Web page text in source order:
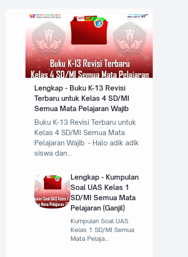
Lengkap - Buku K-13 Revisi
Terbaru untuk Kelas 4 SD/MI
Semua Mata Pelajaran Wajib
Buku K-13 Revisi Terbaru untuk
Kelas 4 SD/MI Semua Mata
Pelajaran Wajib - Halo adik adik
siswa dan…
Lengkap - Kumpulan
Soal UAS Kelas 1
SD/MI Semua Mata
Pelajaran (Ganjil)
Kumpulan Soal UAS
Kelas 1 SD/MI Semua
Mata Pelaja…